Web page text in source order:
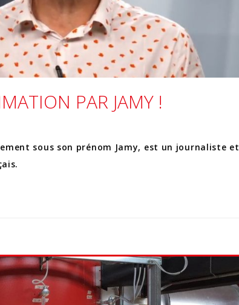
PAR JAMY !
sous son prénom Jamy, est un journaliste et